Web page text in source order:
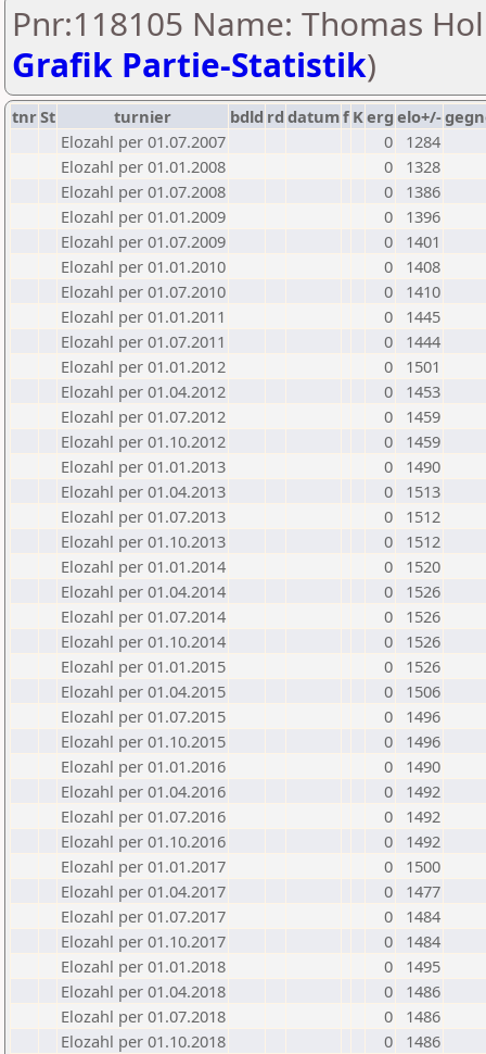
Pnr:118105 Name: Thomas
Grafik Partie-Statistik)
tnrSt turnier bdld rd datumf Kerg elo+/-
Elozahl per 01.07.2007
0
1284
Elozahl per 01.01.2008
0
1328
Elozahl per 01.07.2008
0
1386
Elozahl per 01.01.2009
0
1396
Elozahl per 01.07.2009
0
1401
Elozahl per 01.01.2010
0
1408
Elozahl per 01.07.2010
0
1410
Elozahl per 01.01.2011
0
1445
Elozahl per 01.07.2011
0
1444
Elozahl per 01.01.2012
0
1501
Elozahl per 01.04.2012
0
1453
Elozahl per 01.07.2012
0
1459
Elozahl per 01.10.2012
0
1459
Elozahl per 01.01.2013
0
1490
Elozahl per 01.04.2013
0
1513
Elozahl per 01.07.2013
0
1512
Elozahl per 01.10.2013
0
1512
Elozahl per 01.01.2014
0
1520
Elozahl per 01.04.2014
0
1526
Elozahl per 01.07.2014
0
1526
Elozahl per 01.10.2014
0
1526
Elozahl per 01.01.2015
0
1526
Elozahl per 01.04.2015
0
1506
Elozahl per 01.07.2015
0
1496
Elozahl per 01.10.2015
0
1496
Elozahl per 01.01.2016
0
1490
Elozahl per 01.04.2016
0
1492
Elozahl per 01.07.2016
0
1492
Elozahl per 01.10.2016
0
1492
Elozahl per 01.01.2017
0
1500
Elozahl per 01.04.2017
0
1477
Elozahl per 01.07.2017
0
1484
Elozahl per 01.10.2017
0
1484
Elozahl per 01.01.2018
0
1495
Elozahl per 01.04.2018
0
1486
Elozahl per 01.07.2018
0
1486
Elozahl per 01.10.2018
0
1486